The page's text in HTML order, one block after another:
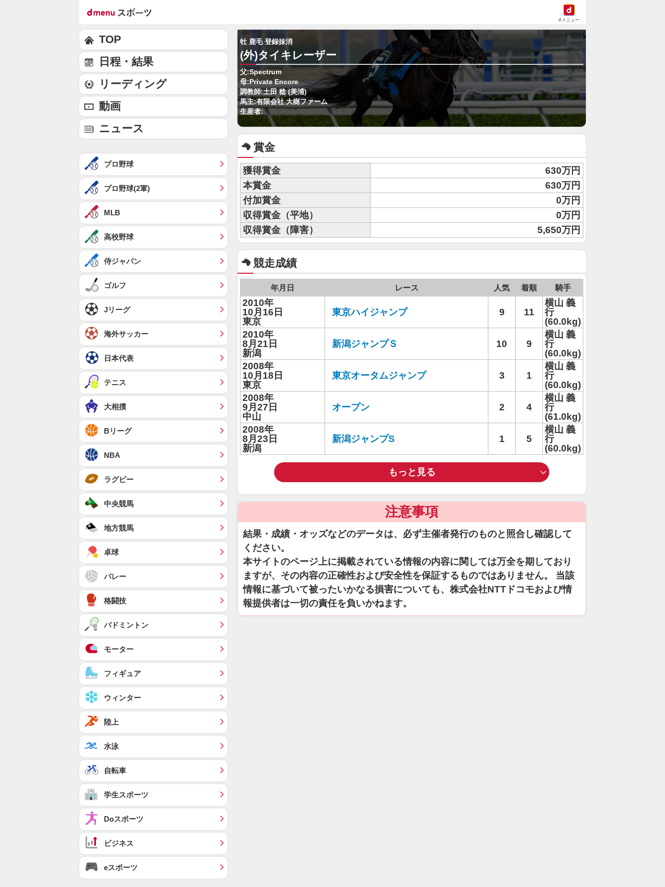
dメニュー
牡 鹿毛 登録抹消
(外)タイキレーザー
父:Spectrum
母:Private Encore
調教師:土田 稔 (美浦)
馬主:有限会社 大樹ファーム
生産者:
賞金
獲得賞金
630万円
本賞金
630万円
付加賞金
0万円
収得賞金（平地）
0万円
収得賞金（障害）
5,650万円
競走成績
年月日 レース 人気 着順 騎手
2010年
10月16日
東京
東京ハイジャンプ 9 11
横山 義
行
(60.0kg)
2010年
8月21日
新潟
新潟ジャンプＳ 10 9
横山 義
行
(60.0kg)
2008年
10月18日
東京
東京オータムジャンプ 3 1
横山 義
行
(60.0kg)
2008年
9月27日
中山
オープン 2 4
横山 義
行
(61.0kg)
2008年
8月23日
新潟
新潟ジャンプS 1 5
横山 義
行
(60.0kg)
もっと見る
注意事項
結果・成績・オッズなどのデータは、必ず主催者発行のものと照合し確認して
ください。
本サイトのページ上に掲載されている情報の内容に関しては万全を期しており
ますが、その内容の正確性および安全性を保証するものではありません。 当該
情報に基づいて被ったいかなる損害についても、株式会社NTTドコモおよび情
報提供者は一切の責任を負いかねます。
TOP
日程・結果
リーディング
動画
ニュース
プロ野球
プロ野球(2軍)
MLB
高校野球
侍ジャパン
ゴルフ
Jリーグ
海外サッカー
日本代表
テニス
大相撲
Bリーグ
NBA
ラグビー
中央競馬
地方競馬
卓球
バレー
格闘技
バドミントン
モーター
フィギュア
ウィンター
陸上
水泳
自転車
学生スポーツ
Doスポーツ
ビジネス
eスポーツ